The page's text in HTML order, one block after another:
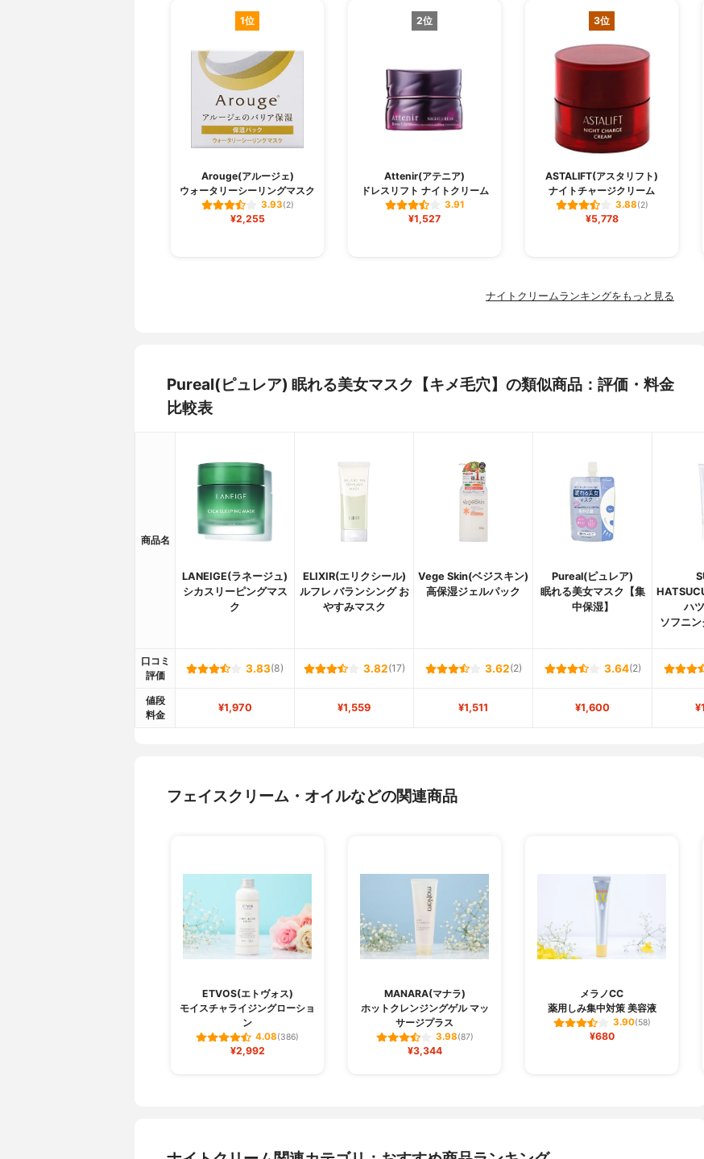
1位
Arouge(アルージェ)
ウォータリーシーリングマスク
3.93(2)
¥2,255
2位
Attenir(アテニア)
ドレスリフト ナイトクリーム
3.91
¥1,527
3位
ASTALIFT(アスタリフト)
ナイトチャージクリーム
3.88(2)
¥5,778
ナイトクリームランキングをもっと見る
Pureal(ピュレア) 眠れる美女マスク【キメ毛穴】の類似商品：評価・料金
比較表
商品名
LANEIGE(ラネージュ)
シカスリーピングマス
ク
ELIXIR(エリクシール)
ルフレ バランシング お
やすみマスク
Vege Skin(ベジスキン)
高保湿ジェルパック
Pureal(ピュレア)
眠れる美女マスク【集
中保湿】
ハ
ソフニン
口コミ
評価
3.83(8) 3.82(17) 3.62(2) 3.64(2)
値段
料金
¥1,970 ¥1,559 ¥1,511 ¥1,600
フェイスクリーム・オイルなどの関連商品
ETVOS(エトヴォス)
モイスチャライジングローショ
ン
4.08(386)
¥2,992
MANARA(マナラ)
ホットクレンジングゲル マッ
サージプラス
3.98(87)
¥3,344
メラノCC
薬用しみ集中対策 美容液
3.90(58)
¥680